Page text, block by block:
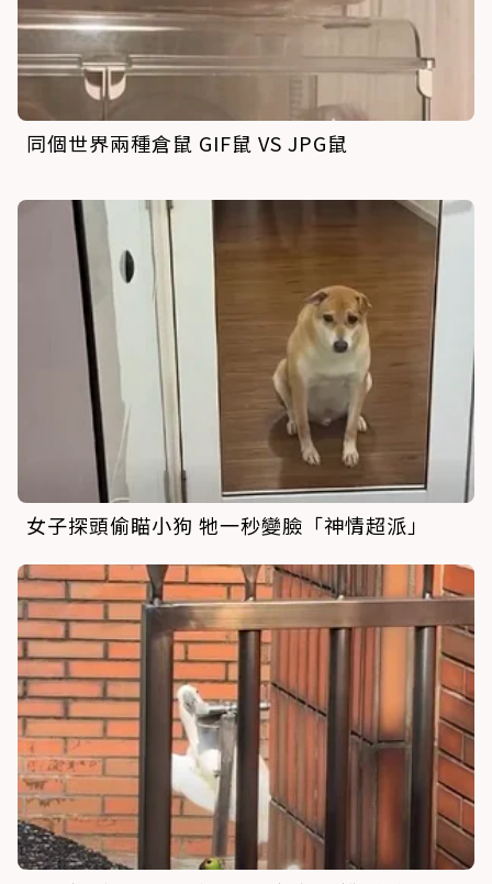
同個世界兩種倉鼠 GIF鼠 VS JPG鼠
女子探頭偷瞄小狗 牠一秒變臉「神情超派」